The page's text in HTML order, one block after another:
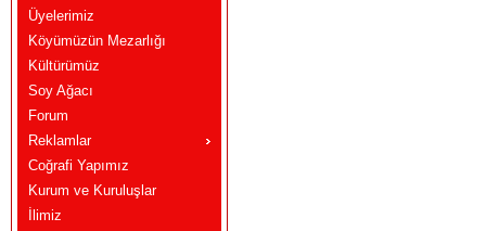
Üyelerimiz
Köyümüzün Mezarlığı
Kültürümüz
Soy Ağacı
Forum
Reklamlar
Coğrafi Yapımız
Kurum ve Kuruluşlar
İlimiz